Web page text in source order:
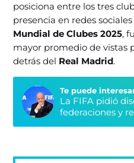
posiciona entre los tres
presencia en redes sociales
Mundial de Clubes 2025,
mayor promedio de vistas
detrás del Real Madrid.
Te puede
La FIFA pidió
federaciones y